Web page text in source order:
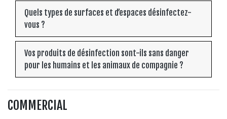
Quels types de surfaces et d’espaces désinfectez-
vous ?
Vos produits de désinfection sont-ils sans danger
pour les humains et les animaux de compagnie ?
COMMERCIAL